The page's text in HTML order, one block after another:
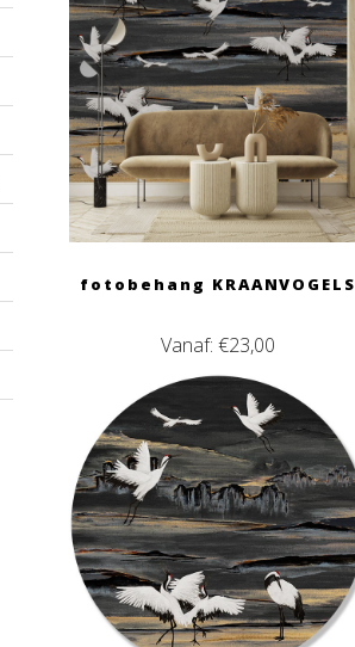
fotobehang KRAANVOGELS
Vanaf:€23,00